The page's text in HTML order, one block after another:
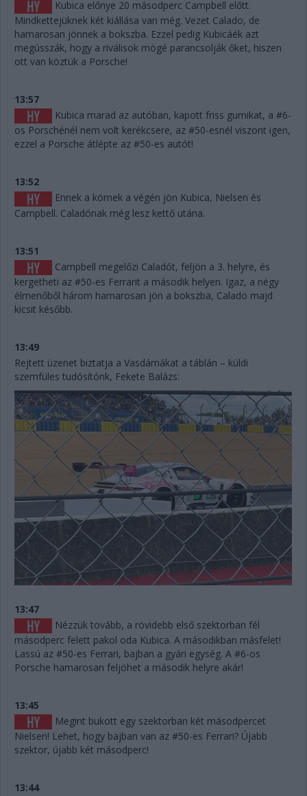
Kubica előnye 20 másodperc Campbell előtt.
Mindkettejüknek két kiállása van még. Vezet Calado, de
hamarosan jönnek a bokszba. Ezzel pedig Kubicáék azt
megússzák, hogy a riválisok mögé parancsolják őket, hiszen
ott van köztük a Porsche!
13:57
Kubica marad az autóban, kapott friss gumikat, a #6-
os Porschénél nem volt kerékcsere, az #50-esnél viszont igen,
ezzel a Porsche átlépte az #50-es autót!
13:52
Ennek a körnek a végén jön Kubica, Nielsen és
Campbell. Caladónak még lesz kettő utána.
13:51
Campbell megelőzi Caladót, feljön a 3. helyre, és
kergetheti az #50-es Ferrarit a második helyen. Igaz, a négy
élmenőből három hamarosan jön a bokszba, Calado majd
kicsit később.
13:49
Rejtett üzenet biztatja a Vasdámákat a táblán – küldi
szemfüles tudósítónk, Fekete Balázs:
13:47
Nézzük tovább, a rövidebb első szektorban fél
másodperc felett pakol oda Kubica. A másodikban másfelet!
Lassú az #50-es Ferrari, bajban a gyári egység. A #6-os
Porsche hamarosan feljöhet a második helyre akár!
13:45
Megint bukott egy szektorban két másodpercet
Nielsen! Lehet, hogy bajban van az #50-es Ferrari? Újabb
szektor, újabb két másodperc!
13:44